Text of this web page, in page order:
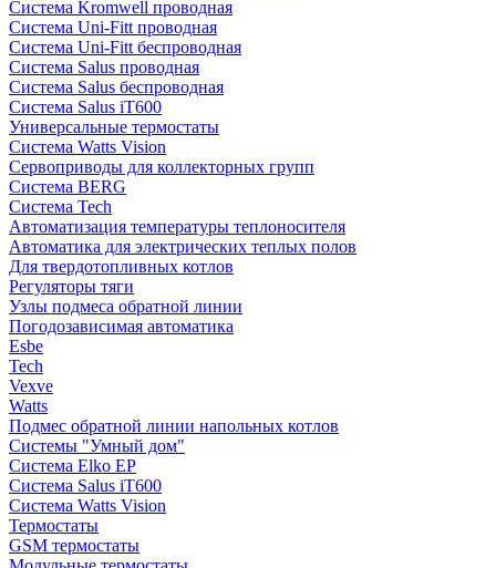
Система Kromwell проводная
Система Uni-Fitt проводная
Система Uni-Fitt беспроводная
Система Salus проводная
Система Salus беспроводная
Система Salus iT600
Универсальные термостаты
Система Watts Vision
Сервоприводы для коллекторных групп
Система BERG
Система Tech
Автоматизация температуры теплоносителя
Автоматика для электрических теплых полов
Для твердотопливных котлов
Регуляторы тяги
Узлы подмеса обратной линии
Погодозависимая автоматика
Esbe
Tech
Vexve
Watts
Подмес обратной линии напольных котлов
Системы "Умный дом"
Система Elko EP
Система Salus iT600
Система Watts Vision
Термостаты
GSM термостаты